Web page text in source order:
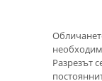
Разрезът